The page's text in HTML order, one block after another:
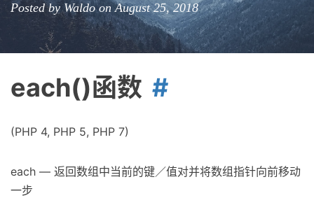
Posted by Waldo on August 25, 2018
each()函数
(PHP 4, PHP 5, PHP 7)
each — 返回数组中当前的键／值对并将数组指针向前移动
一步